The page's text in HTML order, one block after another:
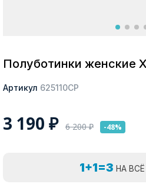
Полуботинки женские
Артикул 625110СР
3 190 ₽ 6 200₽ -48%
1+1=3 НА ВСЁ